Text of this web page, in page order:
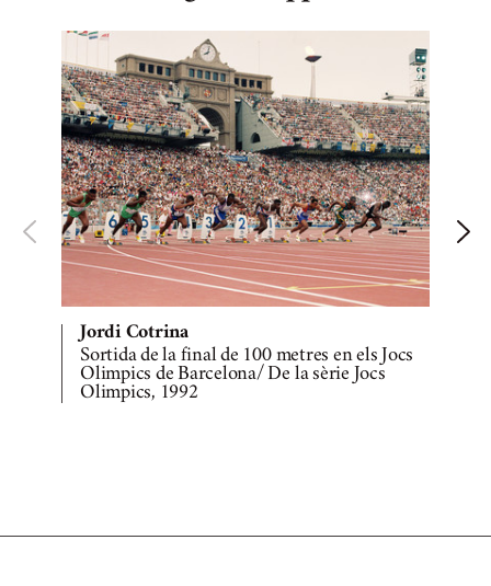
Jordi Cotrina
Sortida de la final de 100 metres en els Jocs
Olimpics de Barcelona/ De la sèrie Jocs
Olimpics, 1992